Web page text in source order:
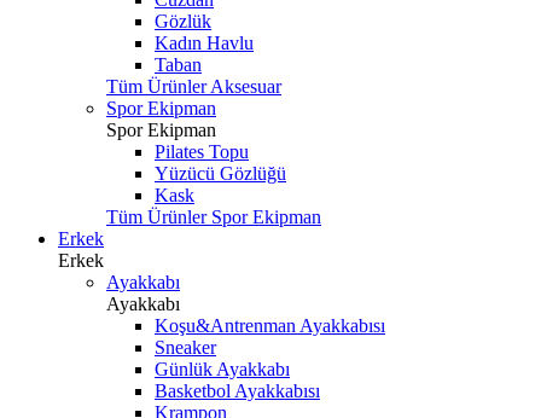
Gözlük
Kadın Havlu
Taban
Tüm Ürünler Aksesuar
Spor Ekipman
Spor Ekipman
Pilates Topu
Yüzücü Gözlüğü
Kask
Tüm Ürünler Spor Ekipman
Erkek
Erkek
Ayakkabı
Ayakkabı
Koşu&Antrenman Ayakkabısı
Sneaker
Günlük Ayakkabı
Basketbol Ayakkabısı
Krampon